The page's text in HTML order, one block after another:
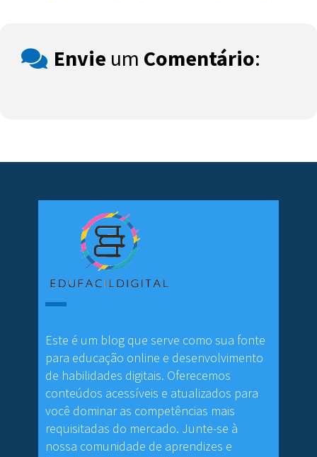
Envie um Comentário:
Este é um blog que serve como sua fonte
para educação online e desenvolvimento
de habilidades digitais. Oferecemos
conteúdos acessíveis e atualizados para
você dominar as competências mais
requisitadas do mercado. Junte-se à
nossa comunidade de aprendizes e